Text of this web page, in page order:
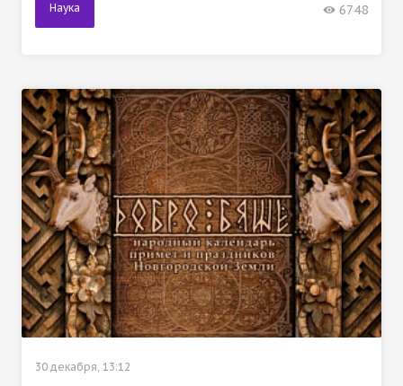
Наука 6748
30 декабря, 13:12